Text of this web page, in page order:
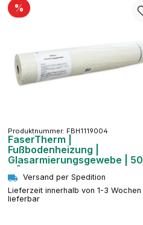
%
Produktnummer: FBH1119004
FaserTherm |
Fußbodenheizung |
Glasarmierungsgewebe | 50
m²
Versand per Spedition
Lieferzeit innerhalb von 1-3 Wochen
lieferbar